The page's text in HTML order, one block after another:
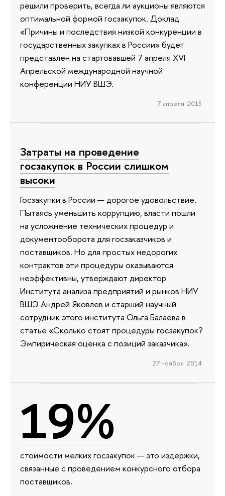
решили проверить, всегда ли аукционы являются
оптимальной формой госзакупок. Доклад
«Причины и последствия низкой конкуренции в
государственных закупках в России» будет
представлен на стартовавшей 7 апреля XVI
Апрельской международной научной
конференции НИУ ВШЭ.
7 апреля 2015
Затраты на проведение
госзакупок в России слишком
высоки
Госзакупки в России — дорогое удовольствие.
Пытаясь уменьшить коррупцию, власти пошли
на усложнение технических процедур и
документооборота для госзаказчиков и
поставщиков. Но для простых недорогих
контрактов эти процедуры оказываются
неэффективны, утверждают директор
Института анализа предприятий и рынков НИУ
ВШЭ Андрей Яковлев и старший научный
сотрудник этого института Ольга Балаева в
статье «Сколько стоят процедуры госзакупок?
Эмпирическая оценка с позиций заказчика».
27 ноября 2014
19%
стоимости мелких госзакупок — это издержки,
связанные с проведением конкурсного отбора
поставщиков.